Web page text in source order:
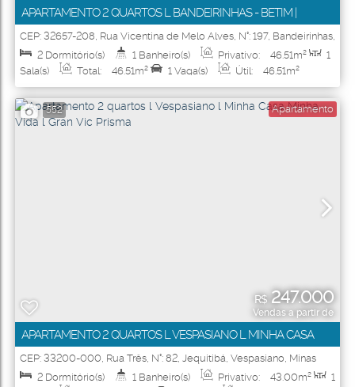
APARTAMENTO 2 QUARTOS L BANDEIRINHAS - BETIM |
MINHA CASA MINHA VIDA L RESIDENCIAL NINHO DOS
PÁSSAROS
CEP: 32657-208, Rua Vicentina de Melo Alves, N°: 197, Bandeirinhas,
Betim
Minas Gerais Brasil
2 Dormitório(s) 1 Banheiro(s) Privativo: 46.51m²
1
Sala(s)
Total: 46.51m² 1 Vaga(s) Útil: 46.51m²
552 Apartamento
R$247.000
Vendas a partir de
APARTAMENTO 2 QUARTOS L VESPASIANO L MINHA CASA
MINHA VIDA L GRAN VIC PRISMA
CEP: 33200-000, Rua Três, N°: 82, Jequitibá, Vespasiano, Minas
Gerais
2 Dormitório(s) 1 Banheiro(s) Privativo: 43.00m² 1